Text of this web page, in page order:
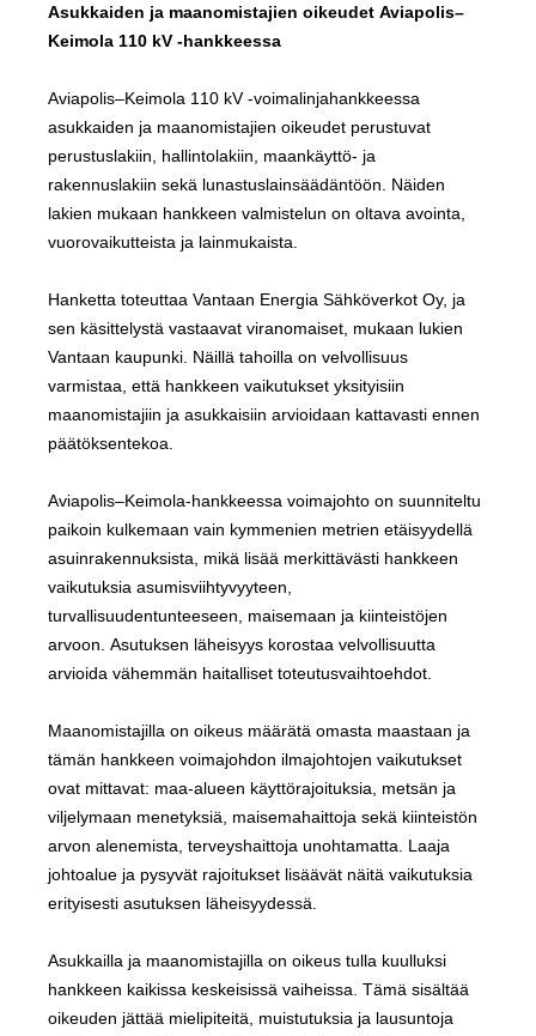
Asukkaiden ja maanomistajien oikeudet Aviapolis–
Keimola 110 kV -hankkeessa
Aviapolis–Keimola 110 kV -voimalinjahankkeessa
asukkaiden ja maanomistajien oikeudet perustuvat
perustuslakiin, hallintolakiin, maankäyttö- ja
rakennuslakiin sekä lunastuslainsäädäntöön. Näiden
lakien mukaan hankkeen valmistelun on oltava avointa,
vuorovaikutteista ja lainmukaista.
Hanketta toteuttaa Vantaan Energia Sähköverkot Oy, ja
sen käsittelystä vastaavat viranomaiset, mukaan lukien
Vantaan kaupunki. Näillä tahoilla on velvollisuus
varmistaa, että hankkeen vaikutukset yksityisiin
maanomistajiin ja asukkaisiin arvioidaan kattavasti ennen
päätöksentekoa.
Aviapolis–Keimola-hankkeessa voimajohto on suunniteltu
paikoin kulkemaan vain kymmenien metrien etäisyydellä
asuinrakennuksista, mikä lisää merkittävästi hankkeen
vaikutuksia asumisviihtyvyyteen,
turvallisuudentunteeseen, maisemaan ja kiinteistöjen
arvoon. Asutuksen läheisyys korostaa velvollisuutta
arvioida vähemmän haitalliset toteutusvaihtoehdot.
Maanomistajilla on oikeus määrätä omasta maastaan ja
tämän hankkeen voimajohdon ilmajohtojen vaikutukset
ovat mittavat: maa-alueen käyttörajoituksia, metsän ja
viljelymaan menetyksiä, maisemahaittoja sekä kiinteistön
arvon alenemista, terveyshaittoja unohtamatta. Laaja
johtoalue ja pysyvät rajoitukset lisäävät näitä vaikutuksia
erityisesti asutuksen läheisyydessä.
Asukkailla ja maanomistajilla on oikeus tulla kuulluksi
hankkeen kaikissa keskeisissä vaiheissa. Tämä sisältää
oikeuden jättää mielipiteitä, muistutuksia ja lausuntoja